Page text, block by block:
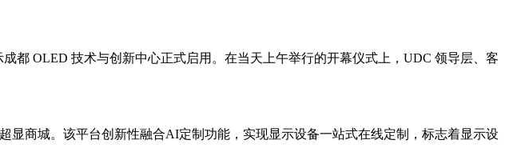
都 OLED 技术与创新中心正式启用。在当天上午举行的开幕仪式上，UDC 领导层、客
商城。该平台创新性融合AI定制功能，实现显示设备一站式在线定制，标志着显示设